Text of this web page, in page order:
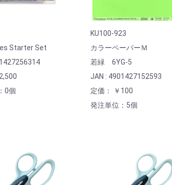
Starter Set
0個
KU100-923
カラーペーパーＭ
若緑 6YG-5
JAN : 4901427152593
定価： ￥100
発注単位：5個